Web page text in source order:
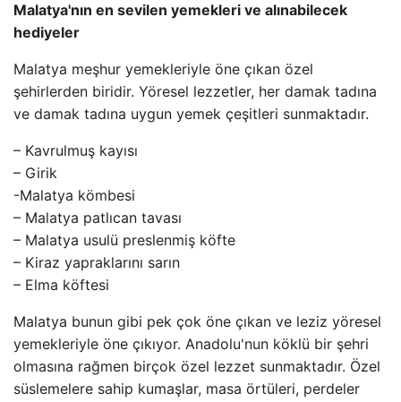
Malatya'nın en sevilen yemekleri ve alınabilecek
hediyeler
Malatya meşhur yemekleriyle öne çıkan özel
şehirlerden biridir. Yöresel lezzetler, her damak tadına
ve damak tadına uygun yemek çeşitleri sunmaktadır.
– Kavrulmuş kayısı
– Girik
-Malatya kömbesi
– Malatya patlıcan tavası
– Malatya usulü preslenmiş köfte
– Kiraz yapraklarını sarın
– Elma köftesi
Malatya bunun gibi pek çok öne çıkan ve leziz yöresel
yemekleriyle öne çıkıyor. Anadolu'nun köklü bir şehri
olmasına rağmen birçok özel lezzet sunmaktadır. Özel
süslemelere sahip kumaşlar, masa örtüleri, perdeler